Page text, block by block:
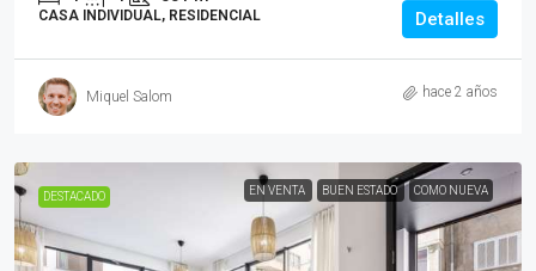
CASA INDIVIDUAL, RESIDENCIAL Detalles
Miquel Salom hace 2 años
DESTACADO EN VENTA BUEN ESTADO COMO NUEVA